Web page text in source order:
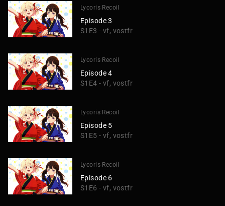
Lycoris Recoil
Episode 3
S1E3 - vf, vostfr
Lycoris Recoil
Episode 4
S1E4 - vf, vostfr
Lycoris Recoil
Episode 5
S1E5 - vf, vostfr
Lycoris Recoil
Episode 6
S1E6 - vf, vostfr